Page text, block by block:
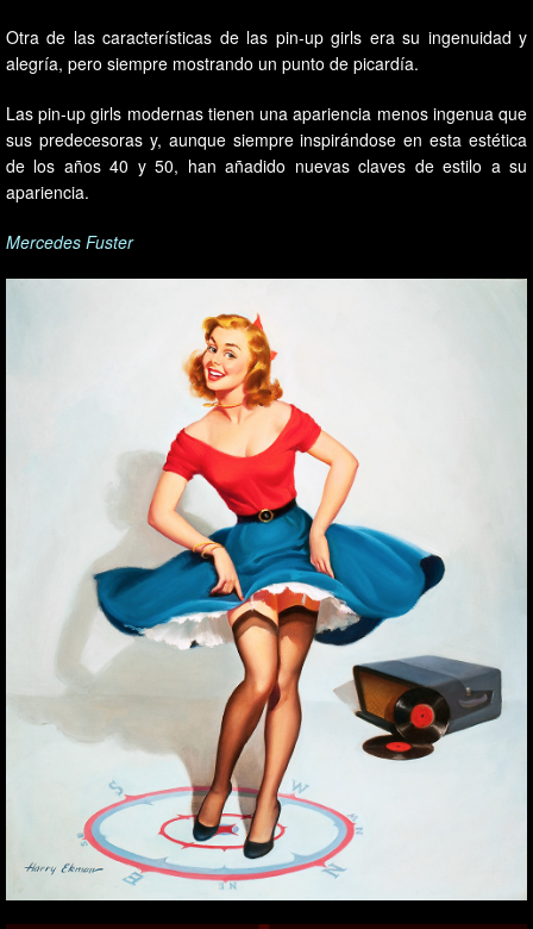
Otra de las características de las pin-up girls era su ingenuidad y
alegría, pero siempre mostrando un punto de picardía.
Las pin-up girls modernas tienen una apariencia menos ingenua que
sus predecesoras y, aunque siempre inspirándose en esta estética
de los años 40 y 50, han añadido nuevas claves de estilo a su
apariencia.
Mercedes Fuster